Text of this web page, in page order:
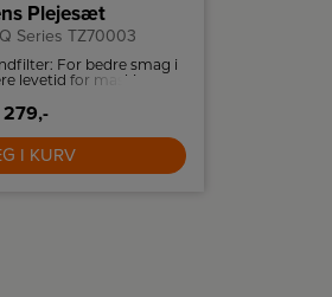
Plejesæt
Series TZ70003
For bedre smag i
levetid for maskinen.
279,-
I KURV